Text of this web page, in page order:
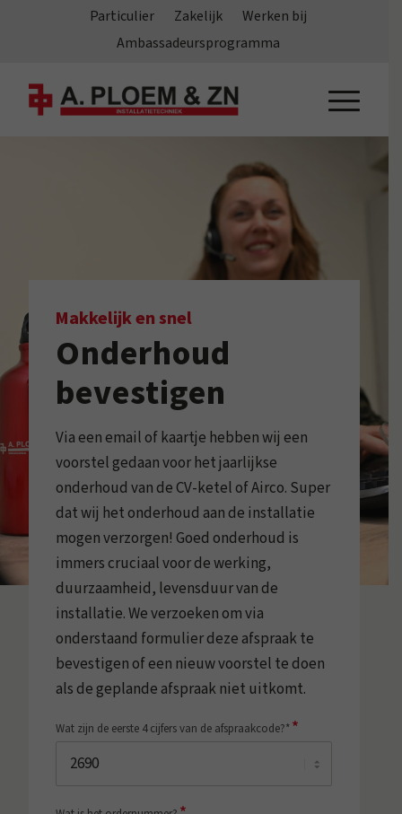
Particulier Zakelijk
Werken bij
Ambassadeursprogramma
Makkelijk en snel
Onderhoud
bevestigen
Via een email of kaartje hebben wij een
voorstel gedaan voor het jaarlijkse
onderhoud van de CV-ketel of Airco. Super
dat wij het onderhoud aan de installatie
mogen verzorgen! Goed onderhoud is
immers cruciaal voor de werking,
duurzaamheid, levensduur van de
installatie. We verzoeken om via
onderstaand formulier deze afspraak te
bevestigen of een nieuw voorstel te doen
als de geplande afspraak niet uitkomt.
Wat zijn de eerste 4 cijfers van de afspraakcode?**